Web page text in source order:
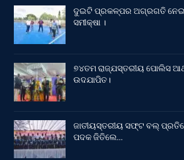
ଦୁଇଟି ପ୍ରକଳ୍ପର ଅଗ୍ରଗତି ନେଇ
ସମୀକ୍ଷା ।
୭୪ତମ ରାଜ୍ଯସ୍ତରୀୟ ପୋଲିସ
ଉଦଯାପିତ।
ଜାତୀୟସ୍ତରୀୟ ସଫ୍ଟ ବଲ୍
ପଦକ ଜିତିଲେ…